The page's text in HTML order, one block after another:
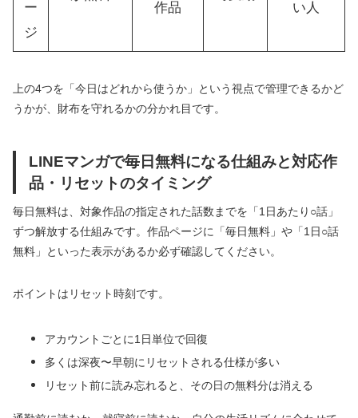
ー
ジ
作品
い人
上の4つを「今日はどれから使うか」という視点で管理できるかど
うかが、財布を守れるかの分かれ目です。
LINEマンガで毎日無料になる仕組みと対応作
品・リセットのタイミング
毎日無料は、対象作品の指定された話数までを「1日あたり○話」
ずつ解放する仕組みです。作品ページに「毎日無料」や「1日○話
無料」といった表示があるか必ず確認してください。
ポイントはリセット時刻です。
アカウントごとに1日単位で回復
多くは深夜〜早朝にリセットされる仕様が多い
リセット前に読み忘れると、その日の無料分は消える